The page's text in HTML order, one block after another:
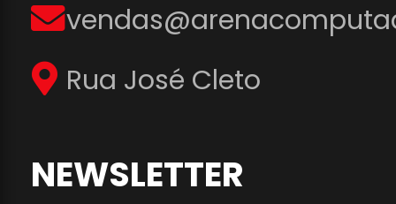
Rua José Cleto
NEWSLETTER